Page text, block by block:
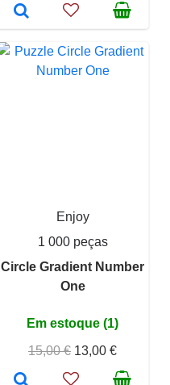
Enjoy
1 000 peças
Circle Gradient Number
One
Em estoque (1)
15,00 € 13,00 €